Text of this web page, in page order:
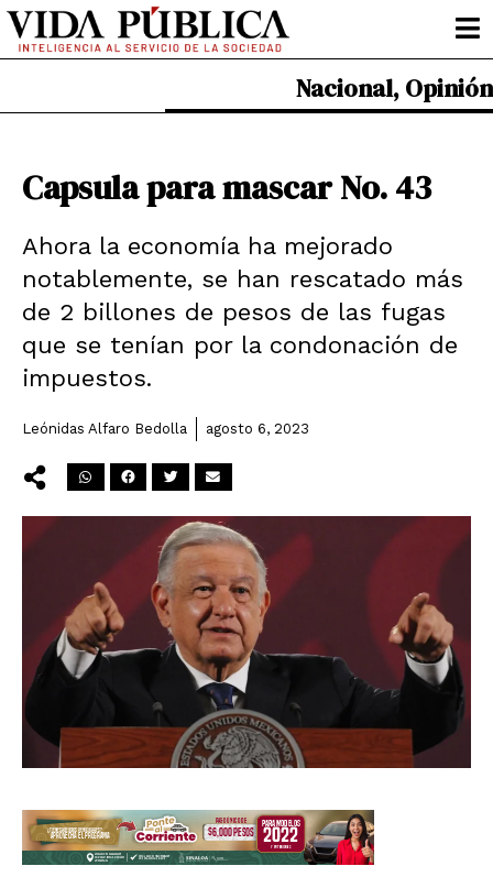
Ir
contenido
Nacional, Opinión
Capsula para mascar No. 43
Ahora la economía ha mejorado
notablemente, se han rescatado más
de 2 billones de pesos de las fugas
que se tenían por la condonación de
impuestos.
Leónidas Alfaro Bedolla agosto 6, 2023